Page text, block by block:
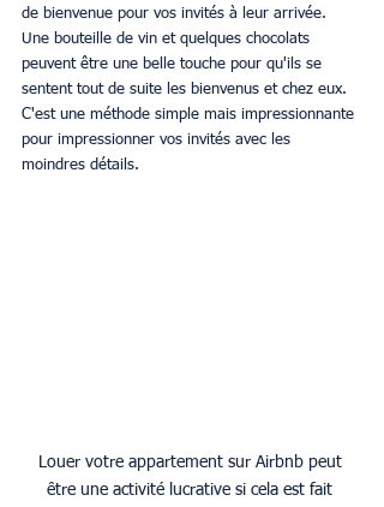
de bienvenue pour vos invités à leur arrivée.
Une bouteille de vin et quelques chocolats
peuvent être une belle touche pour qu'ils se
sentent tout de suite les bienvenus et chez eux.
C'est une méthode simple mais impressionnante
pour impressionner vos invités avec les
moindres détails.
Louer votre appartement sur Airbnb peut
être une activité lucrative si cela est fait